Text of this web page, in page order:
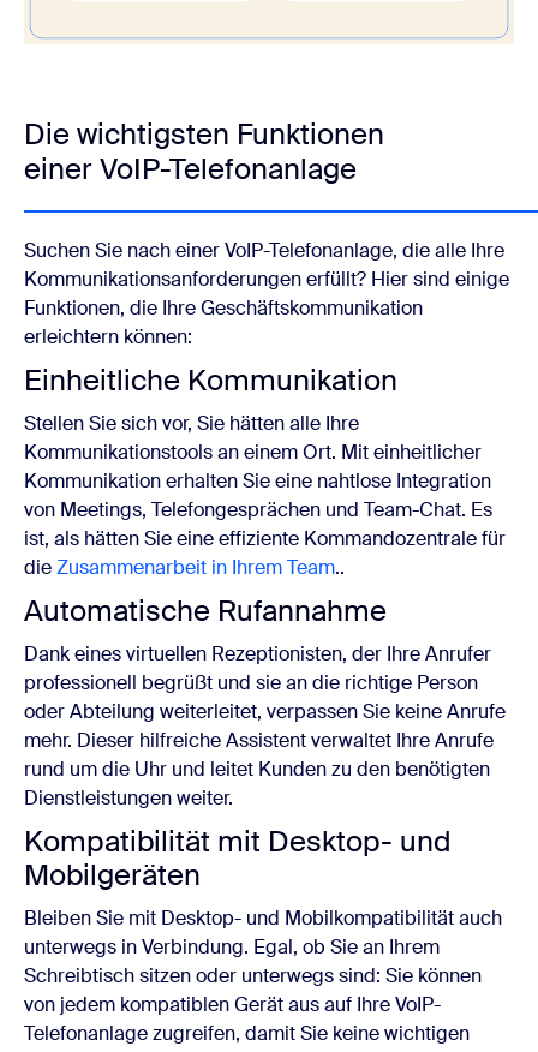
Die wichtigsten Funktionen
einer VoIP-Telefonanlage
Suchen Sie nach einer VoIP-Telefonanlage, die alle Ihre
Kommunikationsanforderungen erfüllt? Hier sind einige
Funktionen, die Ihre Geschäftskommunikation
erleichtern können:
Einheitliche Kommunikation
Stellen Sie sich vor, Sie hätten alle Ihre
Kommunikationstools an einem Ort. Mit einheitlicher
Kommunikation erhalten Sie eine nahtlose Integration
von Meetings, Telefongesprächen und Team-Chat. Es
ist, als hätten Sie eine effiziente Kommandozentrale für
dieZusammenarbeit in Ihrem Team..
Automatische Rufannahme
Dank eines virtuellen Rezeptionisten, der Ihre Anrufer
professionell begrüßt und sie an die richtige Person
oder Abteilung weiterleitet, verpassen Sie keine Anrufe
mehr. Dieser hilfreiche Assistent verwaltet Ihre Anrufe
rund um die Uhr und leitet Kunden zu den benötigten
Dienstleistungen weiter.
Kompatibilität mit Desktop- und
Mobilgeräten
Bleiben Sie mit Desktop- und Mobilkompatibilität auch
unterwegs in Verbindung. Egal, ob Sie an Ihrem
Schreibtisch sitzen oder unterwegs sind: Sie können
von jedem kompatiblen Gerät aus auf Ihre VoIP-
Telefonanlage zugreifen, damit Sie keine wichtigen